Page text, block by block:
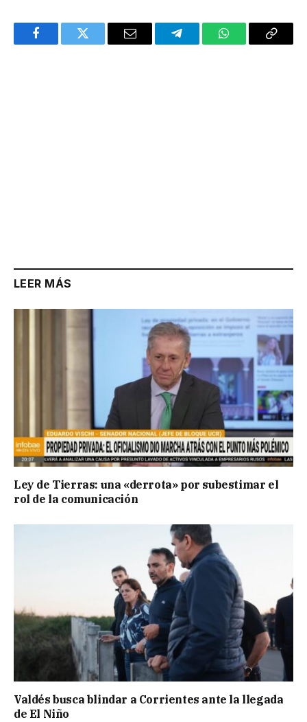
FacebookTwitter Email TelegramWhatsAppCopy
LEER MÁS
Ley de Tierras: una «derrota» por subestimar el
rol de la comunicación
Valdés busca blindar a Corrientes ante la llegada
de El Niño